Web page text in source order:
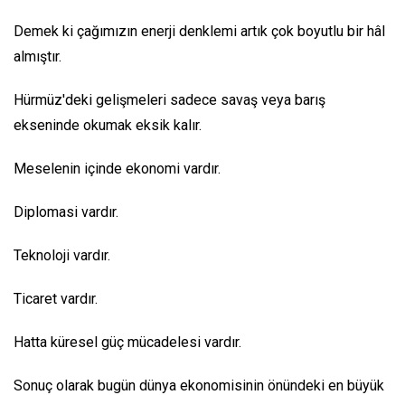
Demek ki çağımızın enerji denklemi artık çok boyutlu bir hâl
almıştır.
Hürmüz'deki gelişmeleri sadece savaş veya barış
ekseninde okumak eksik kalır.
Meselenin içinde ekonomi vardır.
Diplomasi vardır.
Teknoloji vardır.
Ticaret vardır.
Hatta küresel güç mücadelesi vardır.
Sonuç olarak bugün dünya ekonomisinin önündeki en büyük